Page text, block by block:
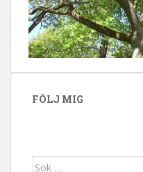
FÖLJ MIG
Sök efter: